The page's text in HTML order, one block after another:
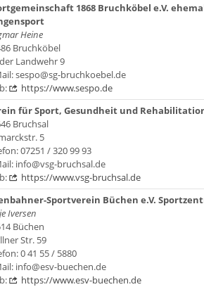
1868 Bruchköbel e.V.
Heine
Bruchköbel
Landwehr 9
sespo@sg-bruchkoebel.de
https://www.sespo.de
für Sport, Gesundheit und
Bruchsal
5
07251 / 320 99 93
info@vsg-bruchsal.de
https://www.vsg-bruchsal.de
Sportverein Büchen e.V.
Iversen
Büchen
Str. 59
0 41 55 / 5880
info@esv-buechen.de
https://www.esv-buechen.de